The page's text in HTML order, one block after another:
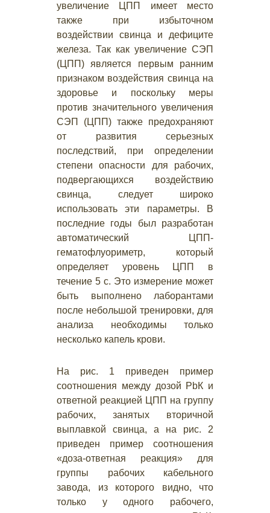
увеличение ЦПП имеет место
также при избыточном
воздействии свинца и дефиците
железа. Так как увеличение СЭП
(ЦПП) является первым ранним
признаком воздействия свинца на
здоровье и поскольку меры
против значительного увеличения
СЭП (ЦПП) также предохраняют
от развития серьезных
последствий, при определении
степени опасности для рабочих,
подвергающихся воздействию
свинца, следует широко
использовать эти параметры. В
последние годы был разработан
автоматический ЦПП-
гематофлуориметр, который
определяет уровень ЦПП в
течение 5 с. Это измерение может
быть выполнено лаборантами
после небольшой тренировки, для
анализа необходимы только
несколько капель крови.
На рис. 1 приведен пример
соотношения между дозой РbК и
ответной реакцией ЦПП на группу
рабочих, занятых вторичной
выплавкой свинца, а на рис. 2
приведен пример соотношения
«доза-ответная реакция» для
группы рабочих кабельного
завода, из которого видно, что
только у одного рабочего,